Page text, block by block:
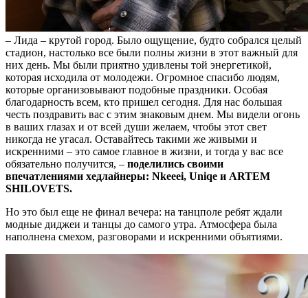
– Лида – крутой город. Было ощущение, будто собрался целый
стадион, настолько все были полны жизни в этот важный для
них день. Мы были приятно удивлены той энергетикой,
которая исходила от молодежи. Огромное спасибо людям,
которые организовывают подобные праздники. Особая
благодарность всем, кто пришел сегодня. Для нас большая
честь поздравить вас с этим знаковым днем. Мы видели огонь
в ваших глазах и от всей души желаем, чтобы этот свет
никогда не угасал. Оставайтесь такими же живыми и
искренними – это самое главное в жизни, и тогда у вас все
обязательно получится, – поделились своими
впечатлениями хедлайнеры: Nkeeei, Uniqe и ARTEM
SHILOVETS.
Но это был еще не финал вечера: на танцполе ребят ждали
модные диджеи и танцы до самого утра. Атмосфера была
наполнена смехом, разговорами и искренними объятиями.